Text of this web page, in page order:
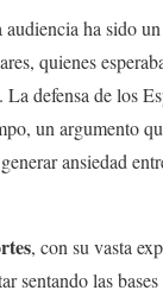
ha sido
quienes
defensa de los
un argumento
ansiedad
, con su vasta
sentando las